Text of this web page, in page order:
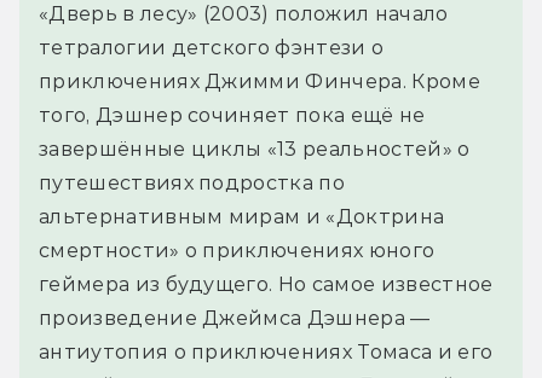
«Дверь в лесу» (2003) положил начало
тетралогии детского фэнтези о
приключениях Джимми Финчера. Кроме
того, Дэшнер сочиняет пока ещё не
завершённые циклы «13 реальностей» о
путешествиях подростка по
альтернативным мирам и «Доктрина
смертности» о приключениях юного
геймера из будущего. Но самое известное
произведение Джеймса Дэшнера —
антиутопия о приключениях Томаса и его